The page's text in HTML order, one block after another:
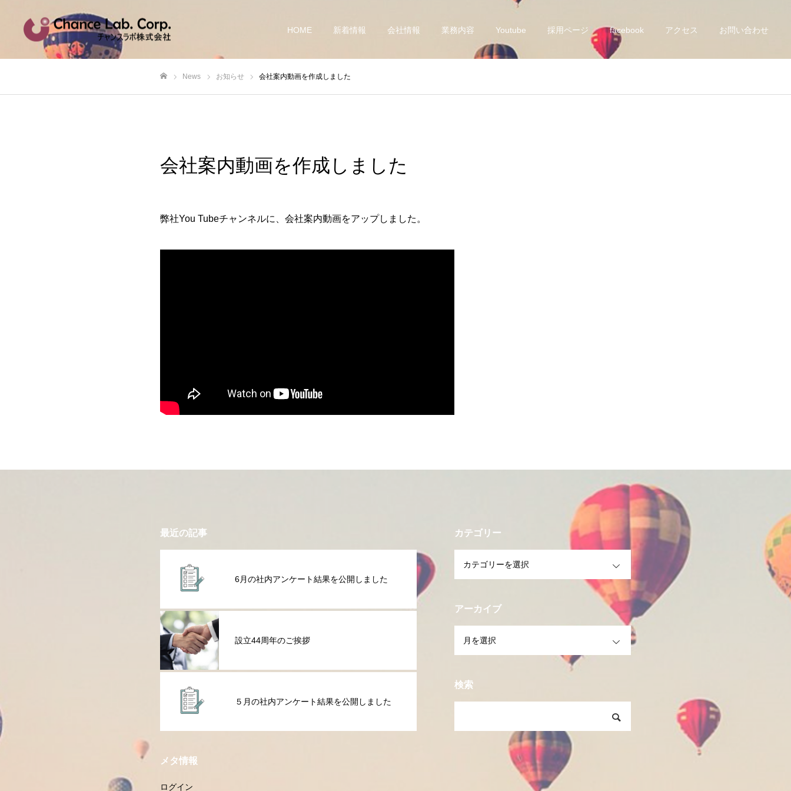
HOME 新着情報 会社情報 業務内容 Youtube 採用ページ facebook アクセス お問い合わせ
News お知らせ 会社案内動画を作成しました
会社案内動画を作成しました
弊社You Tubeチャンネルに、会社案内動画をアップしました。
最近の記事
6月の社内アンケート結果を公開しました
設立44周年のご挨拶
５月の社内アンケート結果を公開しました
メタ情報
ログイン
カテゴリー
アーカイブ
検索